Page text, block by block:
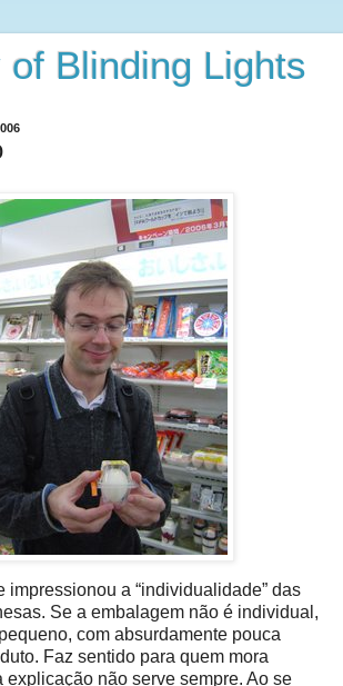
of Blinding Lights
impressionou a “individualidade” das
Se a embalagem não é individual,
com absurdamente pouca
Faz sentido para quem mora
explicação não serve sempre. Ao se